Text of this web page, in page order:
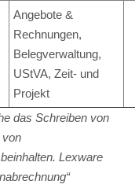
Angebote &
Rechnungen,
Belegverwaltung,
UStVA, Zeit- und
Projekt
das Schreiben von
von
Lexware